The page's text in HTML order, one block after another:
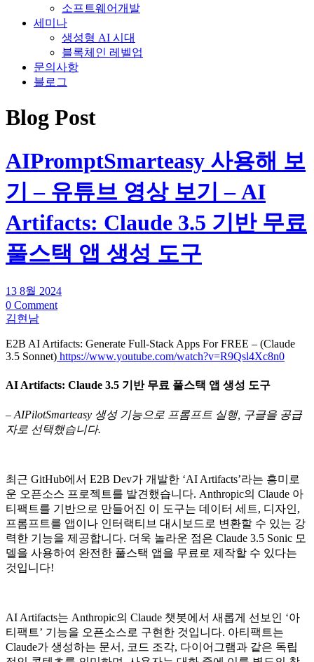
소프트웨어개발
세미나
생성형 AI 시대
블록체인 레벨업
문의사항
블로그
Blog Post
AIPromptSmarteasy 사용해 보
기 – 유튜브 영상 보기 – AI
Artifacts: Claude 3.5 기반 무료
풀스택 앱 생성 도구
13 8월 2024
0 Comment
김현남
E2B AI Artifacts: Generate Full-Stack Apps For FREE – (Claude
3.5 Sonnet) https://www.youtube.com/watch?v=R9Qsl4Xc8n0
AI Artifacts: Claude 3.5 기반 무료 풀스택 앱 생성 도구
– AIPilotSmarteasy 생성 기능으로 프롬프트 실행, 구글을 공급
자로 선택했습니다.
최근 GitHub에서 E2B Dev가 개발한 ‘AI Artifacts’라는 흥미로
운 오픈소스 프로젝트를 발견했습니다. Anthropic의 Claude 아
티팩트를 기반으로 만들어진 이 도구는 데이터 세트, 디자인,
프롬프트를 앱이나 인터랙티브 대시보드로 변환할 수 있는 강
력한 기능을 제공합니다. 더욱 놀라운 점은 Claude 3.5 Sonic 모
델을 사용하여 완전한 풀스택 앱을 무료로 제작할 수 있다는
것입니다!
AI Artifacts는 Anthropic의 Claude 챗봇에서 새롭게 선보인 ‘아
티팩트’ 기능을 오픈소스로 구현한 것입니다. 아티팩트는
Claude가 생성하는 문서, 코드 조각, 다이어그램과 같은 독립